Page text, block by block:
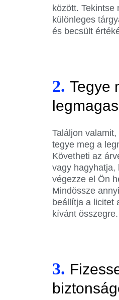
között. Tekintse
különleges
és becsült
2. Tegye
Találjon
tegye meg a
Követheti az
vagy hagyhatja,
végezze el Ön
Mindössze
beállítja a licitet
kívánt összegre.
3.